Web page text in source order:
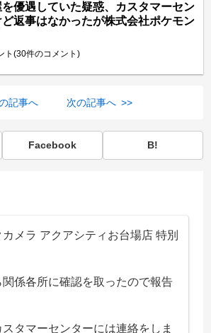
優遇していた疑惑、カスタマーセン
返事はなかったが株式会社ポケモン
ト(30件のコメント)
記事へ 次の記事へ >>
Facebook B!
カメラ アクアシティお台場店 特別
係各所に確認を取ったので報告
タマーセンターには連絡をしま